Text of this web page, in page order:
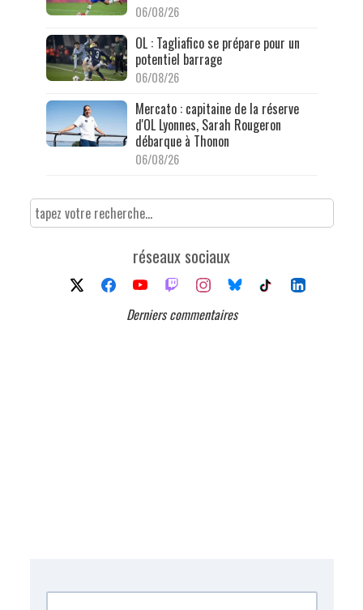
06/08/26
OL : Tagliafico se prépare pour un
potentiel barrage
06/08/26
Mercato : capitaine de la réserve
d'OL Lyonnes, Sarah Rougeron
débarque à Thonon
06/08/26
réseaux sociaux
Derniers commentaires